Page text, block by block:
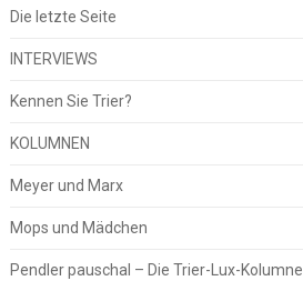
Die letzte Seite
INTERVIEWS
Kennen Sie Trier?
KOLUMNEN
Meyer und Marx
Mops und Mädchen
Pendler pauschal – Die Trier-Lux-Kolumne